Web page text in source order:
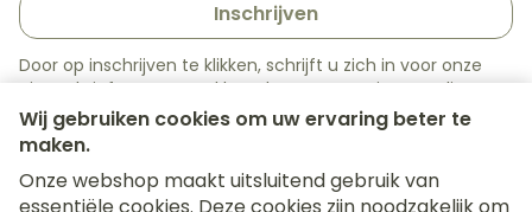
Wij gebruiken cookies om uw ervaring beter te
maken.
Onze webshop maakt uitsluitend gebruik van
Inschrijven
Door op inschrijven te klikken, schrijft u zich in voor onze
nieuwsbrief en gaat u akkoord met onzeprivacy policy.